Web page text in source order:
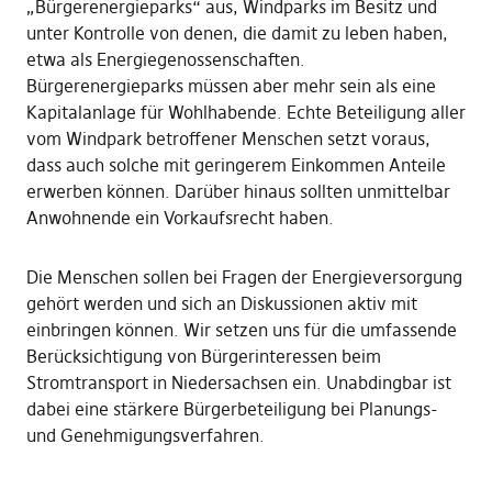
„Bürgerenergieparks“ aus, Windparks im Besitz und
unter Kontrolle von denen, die damit zu leben haben,
etwa als Energiegenossenschaften.
Bürgerenergieparks müssen aber mehr sein als eine
Kapitalanlage für Wohlhabende. Echte Beteiligung aller
vom Windpark betroffener Menschen setzt voraus,
dass auch solche mit geringerem Einkommen Anteile
erwerben können. Darüber hinaus sollten unmittelbar
Anwohnende ein Vorkaufsrecht haben.
Die Menschen sollen bei Fragen der Energieversorgung
gehört werden und sich an Diskussionen aktiv mit
einbringen können. Wir setzen uns für die umfassende
Berücksichtigung von Bürgerinteressen beim
Stromtransport in Niedersachsen ein. Unabdingbar ist
dabei eine stärkere Bürgerbeteiligung bei Planungs-
und Genehmigungsverfahren.